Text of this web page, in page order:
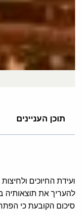
תוכן העניינים
ועידת החיוכים
להעריך את תוצאותיה
סיכום הקובעת כי